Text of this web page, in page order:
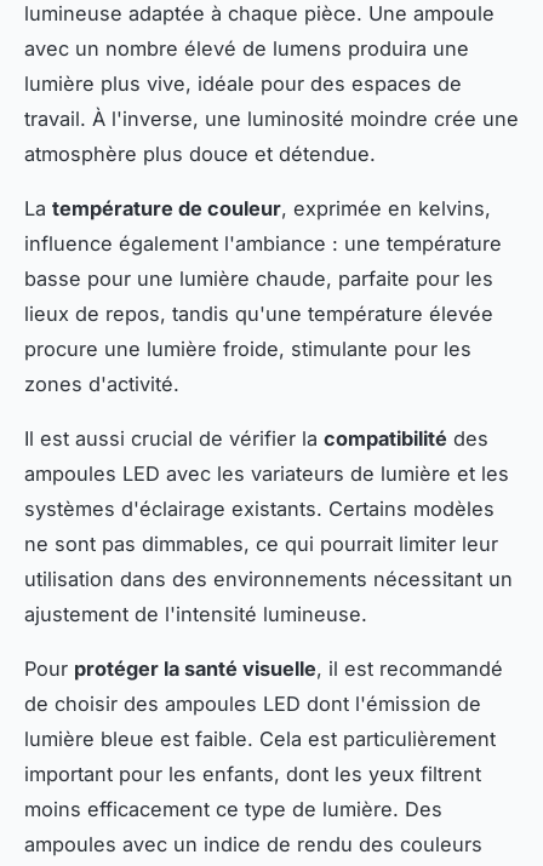
lumineuse adaptée à chaque pièce. Une ampoule
avec un nombre élevé de lumens produira une
lumière plus vive, idéale pour des espaces de
travail. À l'inverse, une luminosité moindre crée une
atmosphère plus douce et détendue.
La température de couleur, exprimée en kelvins,
influence également l'ambiance : une température
basse pour une lumière chaude, parfaite pour les
lieux de repos, tandis qu'une température élevée
procure une lumière froide, stimulante pour les
zones d'activité.
Il est aussi crucial de vérifier la compatibilité des
ampoules LED avec les variateurs de lumière et les
systèmes d'éclairage existants. Certains modèles
ne sont pas dimmables, ce qui pourrait limiter leur
utilisation dans des environnements nécessitant un
ajustement de l'intensité lumineuse.
Pour protéger la santé visuelle, il est recommandé
de choisir des ampoules LED dont l'émission de
lumière bleue est faible. Cela est particulièrement
important pour les enfants, dont les yeux filtrent
moins efficacement ce type de lumière. Des
ampoules avec un indice de rendu des couleurs